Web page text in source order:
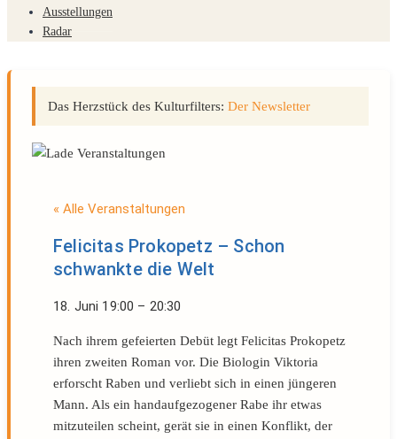
Ausstellungen
Radar
Das Herzstück des Kulturfilters: Der Newsletter
« Alle Veranstaltungen
Felicitas Prokopetz – Schon
schwankte die Welt
18. Juni 19:00 – 20:30
Nach ihrem gefeierten Debüt legt Felicitas Prokopetz
ihren zweiten Roman vor. Die Biologin Viktoria
erforscht Raben und verliebt sich in einen jüngeren
Mann. Als ein handaufgezogener Rabe ihr etwas
mitzuteilen scheint, gerät sie in einen Konflikt, der